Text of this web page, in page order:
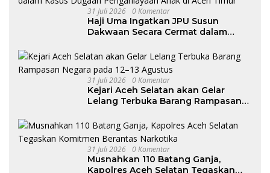
31 Juli 2026 0 Komentar
Haji Uma Ingatkan JPU Susun
Dakwaan Secara Cermat dalam
di Aceh Timur
31 Juli 2026 0 Komentar
Kejari Aceh Selatan akan Gelar
Lelang Terbuka Barang Rampasan
31 Juli 2026 0 Komentar
Musnahkan 110 Batang Ganja,
Kapolres Aceh Selatan Tegaskan